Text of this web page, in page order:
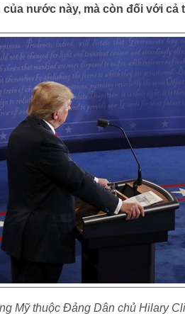
nước này, mà còn đối với cả
Mỹ thuộc Đảng Dân chủ Hilary